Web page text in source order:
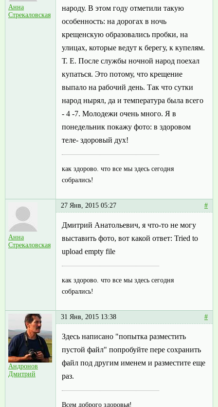
Анна
Стрекаловская
народу. В этом году отметили такую
особенность: на дорогах в ночь
крещенскую образовались пробки, на
улицах, которые ведут к берегу, к купелям.
Т. Е. После службы ночной народ поехал
купаться. Это потому, что крещение
выпало на рабочий день. Так что сутки
народ нырял, да и температура была всего
- 4 -7. Молодежи очень много. Я в
понедельник покажу фото: в здоровом
теле- здоровый дух!
как здорово. что все мы здесь сегодня
собрались!
Анна
Стрекаловская
27 Янв, 2015 05:27 #
Дмитрий Анатольевич, я что-то не могу
выставить фото, вот какой ответ: Tried to
upload empty file
как здорово. что все мы здесь сегодня
собрались!
Андронов
Дмитрий
31 Янв, 2015 13:38 #
Здесь написано "попытка разместить
пустой файл" попробуйте пере сохранить
файл под другим именем и разместите еще
раз.
Всем доброго здоровья!